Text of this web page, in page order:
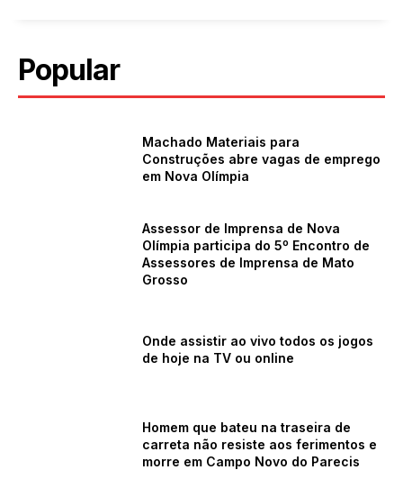
Popular
Machado Materiais para
Construções abre vagas de emprego
em Nova Olímpia
Assessor de Imprensa de Nova
Olímpia participa do 5º Encontro de
Assessores de Imprensa de Mato
Grosso
Onde assistir ao vivo todos os jogos
de hoje na TV ou online
Homem que bateu na traseira de
carreta não resiste aos ferimentos e
morre em Campo Novo do Parecis